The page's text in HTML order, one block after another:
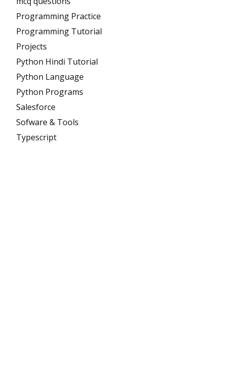
Programming Practice
Programming Tutorial
Projects
Python Hindi Tutorial
Python Language
Python Programs
Salesforce
Sofware & Tools
Typescript